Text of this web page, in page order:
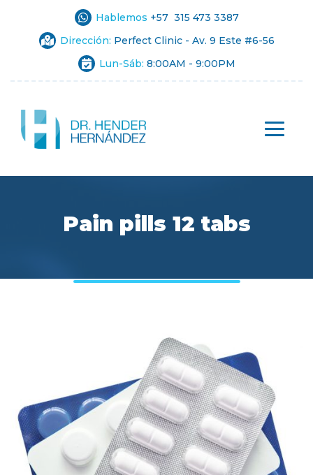
Hablemos +57 315 473 3387
Dirección: Perfect Clinic - Av. 9 Este #6-56
Lun-Sáb: 8:00AM - 9:00PM
Pain pills 12 tabs